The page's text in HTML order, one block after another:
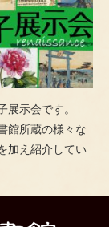
展示会です。
館所蔵の様々な
加え紹介してい